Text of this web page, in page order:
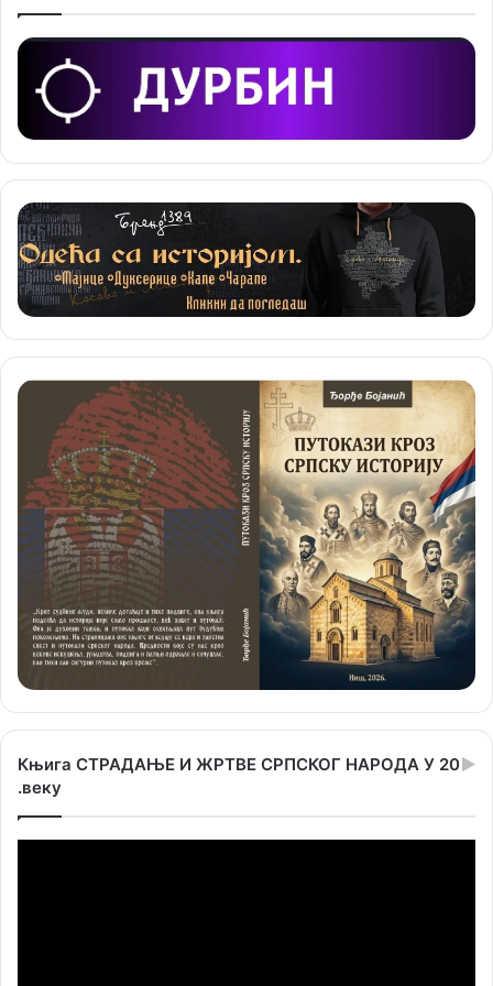
Књига СТРАДАЊЕ И ЖРТВЕ СРПСКОГ НАРОДА У 20
.веку